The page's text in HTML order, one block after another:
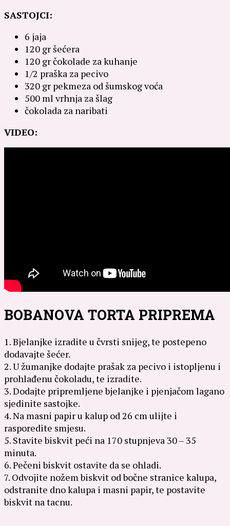
SASTOJCI:
6 jaja
120 gr šećera
120 gr čokolade za kuhanje
1/2 praška za pecivo
320 gr pekmeza od šumskog voća
500 ml vrhnja za šlag
čokolada za naribati
VIDEO:
BOBANOVA TORTA PRIPREMA
1. Bjelanjke izradite u čvrsti snijeg, te postepeno
dodavajte šećer.
2. U žumanjke dodajte prašak za pecivo i istopljenu i
prohlađenu čokoladu, te izradite.
3. Dodajte pripremljene bjelanjke i pjenjačom lagano
sjedinite sastojke.
4. Na masni papir u kalup od 26 cm ulijte i
rasporedite smjesu.
5. Stavite biskvit peći na 170 stupnjeva 30 – 35
minuta.
6. Pečeni biskvit ostavite da se ohladi.
7. Odvojite nožem biskvit od bočne stranice kalupa,
odstranite dno kalupa i masni papir, te postavite
biskvit na tacnu.